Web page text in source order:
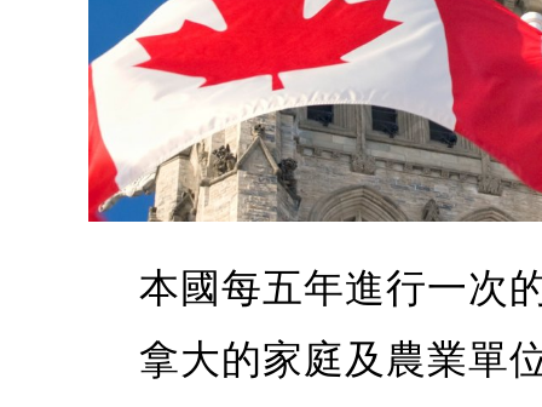
本國每五年進行一次
拿大的家庭及農業單